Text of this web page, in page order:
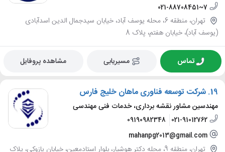
021-88708451~7
تهران، منطقه 6، محله یوسف آباد، خیابان سیدجمال الدین اسدآبادی
(یوسف آباد)، خیابان هفتم، پلاک 8
تماس مسیریابی مشاهده پروفایل
19. شرکت توسعه فناوری ماهان خلیج فارس
مهندسین مشاور نقشه برداری، خدمات فنی مهندسی
021-91012762
09190982348
mahanpg2013@gmail.com
تهران، منطقه 9، محله دکتر هوشیار، بلوار استادمعین، خیابان پازوکی، پلاک